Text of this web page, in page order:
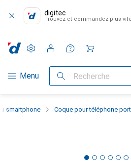
digitec
Trouvez et commandez plus vite
Navigation par catégorie
Menu Recherche
Paramètres
Compte client
Listes de comparaison
Listes d'envies
Panier
smartphone Coque pour téléphone